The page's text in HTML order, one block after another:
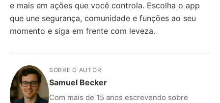
e mais em ações que você controla. Escolha o app
que une segurança, comunidade e funções ao seu
momento e siga em frente com leveza.
SOBRE O AUTOR
Samuel Becker
Com mais de 15 anos escrevendo sobre